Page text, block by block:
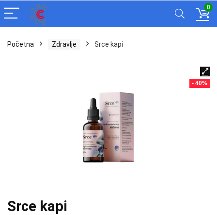
0
Početna Zdravlje Srce kapi
- 40%
Srce kapi